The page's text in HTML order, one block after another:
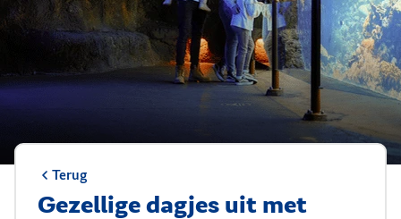
Terug
Gezellige dagjes uit met